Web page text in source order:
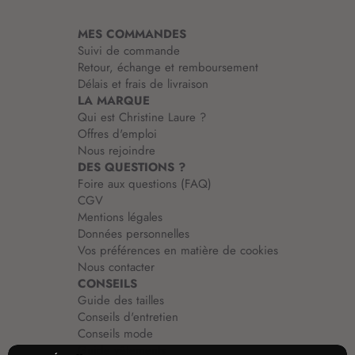
MES COMMANDES
Suivi de commande
Retour, échange et remboursement
Délais et frais de livraison
LA MARQUE
Qui est Christine Laure ?
Offres d'emploi
Nous rejoindre
DES QUESTIONS ?
Foire aux questions (FAQ)
CGV
Mentions légales
Données personnelles
Vos préférences en matière de cookies
Nous contacter
CONSEILS
Guide des tailles
Conseils d'entretien
Conseils mode
Guide vêtements